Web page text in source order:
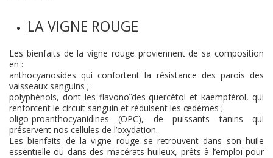
LA VIGNE ROUGE
Les bienfaits de la vigne rouge proviennent de sa composition
en :
anthocyanosides qui confortent la résistance des parois des
vaisseaux sanguins ;
polyphénols, dont les flavonoïdes quercétol et kaempférol, qui
renforcent le circuit sanguin et réduisent les œdèmes ;
oligo-proanthocyanidines (OPC), de puissants tanins qui
préservent nos cellules de l’oxydation.
Les bienfaits de la vigne rouge se retrouvent dans son huile
essentielle ou dans des macérats huileux, prêts à l’emploi pour